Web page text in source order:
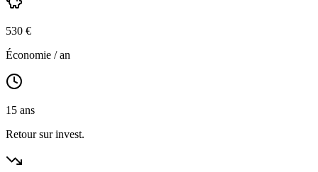
530 €
Économie / an
15 ans
Retour sur invest.